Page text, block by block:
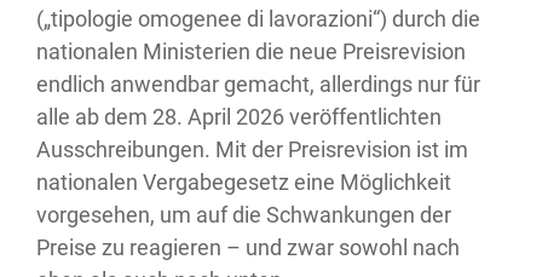
(„tipologie omogenee di lavorazioni“) durch die
nationalen Ministerien die neue Preisrevision
endlich anwendbar gemacht, allerdings nur für
alle ab dem 28. April 2026 veröffentlichten
Ausschreibungen. Mit der Preisrevision ist im
nationalen Vergabegesetz eine Möglichkeit
vorgesehen, um auf die Schwankungen der
Preise zu reagieren – und zwar sowohl nach